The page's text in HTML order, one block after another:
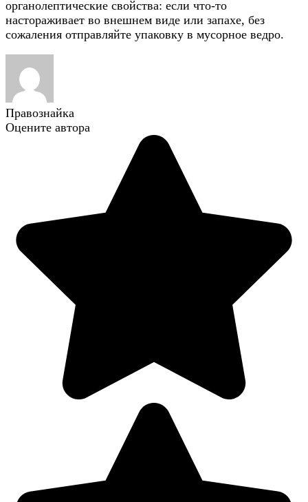
органолептические свойства: если что-то
настораживает во внешнем виде или запахе, без
сожаления отправляйте упаковку в мусорное ведро.
Правознайка
Оцените автора